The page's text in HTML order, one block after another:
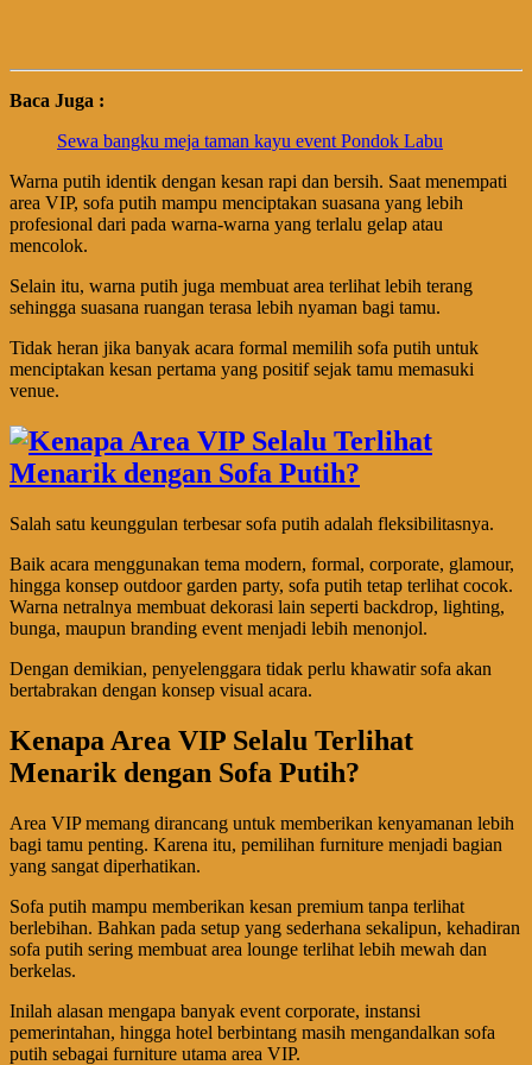
Baca Juga :
Sewa bangku meja taman kayu event Pondok Labu
Warna putih identik dengan kesan rapi dan bersih. Saat menempati
area VIP, sofa putih mampu menciptakan suasana yang lebih
profesional dari pada warna-warna yang terlalu gelap atau
mencolok.
Selain itu, warna putih juga membuat area terlihat lebih terang
sehingga suasana ruangan terasa lebih nyaman bagi tamu.
Tidak heran jika banyak acara formal memilih sofa putih untuk
menciptakan kesan pertama yang positif sejak tamu memasuki
venue.
Salah satu keunggulan terbesar sofa putih adalah fleksibilitasnya.
Baik acara menggunakan tema modern, formal, corporate, glamour,
hingga konsep outdoor garden party, sofa putih tetap terlihat cocok.
Warna netralnya membuat dekorasi lain seperti backdrop, lighting,
bunga, maupun branding event menjadi lebih menonjol.
Dengan demikian, penyelenggara tidak perlu khawatir sofa akan
bertabrakan dengan konsep visual acara.
Kenapa Area VIP Selalu Terlihat
Menarik dengan Sofa Putih?
Area VIP memang dirancang untuk memberikan kenyamanan lebih
bagi tamu penting. Karena itu, pemilihan furniture menjadi bagian
yang sangat diperhatikan.
Sofa putih mampu memberikan kesan premium tanpa terlihat
berlebihan. Bahkan pada setup yang sederhana sekalipun, kehadiran
sofa putih sering membuat area lounge terlihat lebih mewah dan
berkelas.
Inilah alasan mengapa banyak event corporate, instansi
pemerintahan, hingga hotel berbintang masih mengandalkan sofa
putih sebagai furniture utama area VIP.